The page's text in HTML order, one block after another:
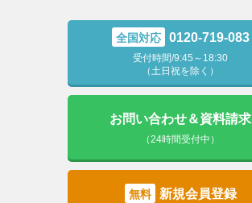
全国対応 0120-719-083
受付時間/9:45～18:30
（土日祝を除く）
お問い合わせ＆資料請求
（24時間受付中）
無料 新規会員登録